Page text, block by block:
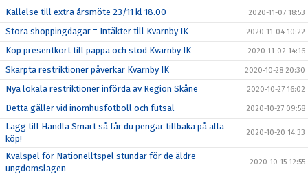
Kallelse till extra årsmöte 23/11 kl 18.00 2020-11-07 18:53
Stora shoppingdagar = Intäkter till Kvarnby IK 2020-11-04 10:22
Köp presentkort till pappa och stöd Kvarnby IK 2020-11-02 14:16
Skärpta restriktioner påverkar Kvarnby IK 2020-10-28 20:30
Nya lokala restriktioner införda av Region Skåne 2020-10-27 16:02
Detta gäller vid inomhusfotboll och futsal 2020-10-27 09:58
Lägg till Handla Smart så får du pengar tillbaka på alla
köp!
2020-10-20 14:33
Kvalspel för Nationelltspel stundar för de äldre
ungdomslagen
2020-10-15 12:55